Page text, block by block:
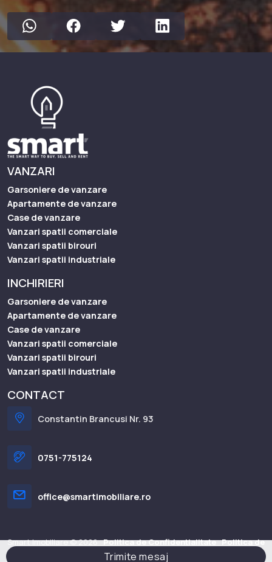
Trimite mesaj
VANZARI
Garsoniere de vanzare
Apartamente de vanzare
Case de vanzare
Vanzari spatii comerciale
Vanzari spatii birouri
Vanzari spatii industriale
INCHIRIERI
Garsoniere de vanzare
Apartamente de vanzare
Case de vanzare
Vanzari spatii comerciale
Vanzari spatii birouri
Vanzari spatii industriale
CONTACT
Constantin Brancusi Nr. 93
0751-775124
office@smartimobiliare.ro
Smart Imobiliare © 2026Politica de Confidentialitate Politica de